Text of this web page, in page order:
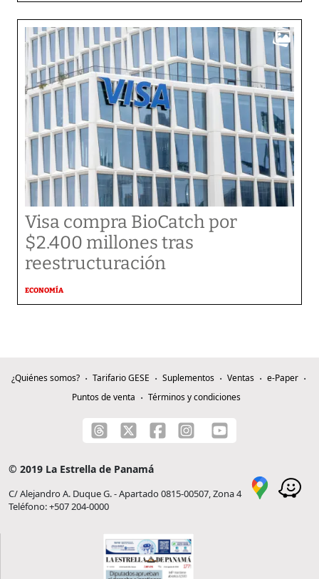
Visa compra BioCatch por
$2.400 millones tras
reestructuración
ECONOMÍA
¿Quiénes somos? Tarifario GESE Suplementos Ventas
e-Paper
Puntos de venta
Términos y condiciones
© 2019 La Estrella de Panamá
C/ Alejandro A. Duque G. - Apartado 0815-00507, Zona 4
Teléfono: +507 204-0000